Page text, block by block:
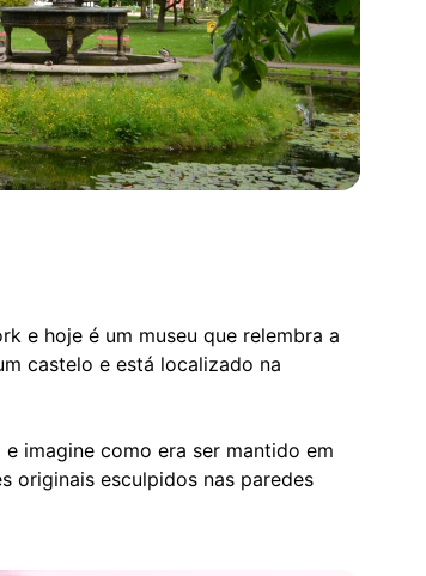
e hoje é um museu que relembra a
castelo e está localizado na
imagine como era ser mantido em
originais esculpidos nas paredes